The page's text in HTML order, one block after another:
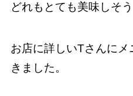
どれもとても美味しそう
お店に詳しいTさんに
きました。